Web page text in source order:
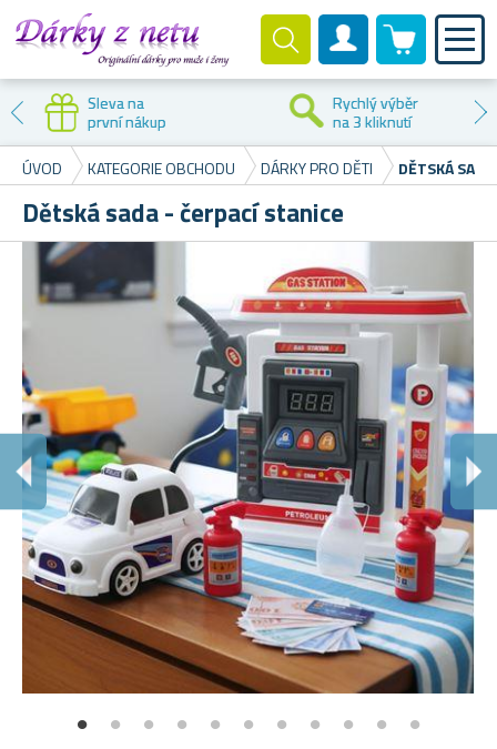
Zákaznický účet
0 produktů
Poštovné
již od 49 Kč
Bezproblémové
reklamace
ÚVOD
KATEGORIE OBCHODU DÁRKY PRO DĚTI DĚTSKÁ
Dětská sada - čerpací stanice